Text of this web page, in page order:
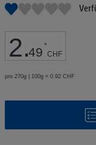
2.49 *
CHF
pro 270g | 100g = 0.92 CHF